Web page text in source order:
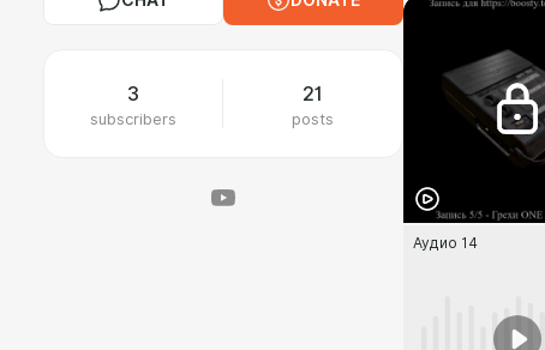
3
subscribers
21
posts
Аудио 14